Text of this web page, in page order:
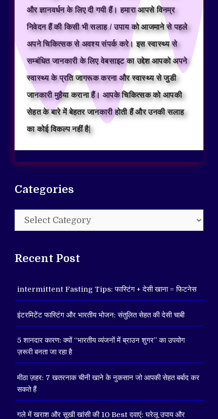
और ज्ञानवर्धन के लिए दी गयी हैं। हमारा आपसे विनम्र
निवेदन हैं की किसी भी सलाह / उपाय को आजमाने से पहले
अपने चिकित्सक से अवश्य संपर्क करे। इस स्वास्थ्य से
सम्बंधित जानकारी के लिए वेबसाइट का उद्देश आपको अपने
स्वास्थ्य के प्रति जागरूक करना और स्वास्थ्य से जुडी
जानकारी मुहैया कराना हैं। आपके चिकित्सक को आपकी
सेहत के बारे में बेहतर जानकारी होती हैं और उनकी सलाह
का कोई विकल्प नहीं है|
Categories
Categories
Recent Post
intermittent Fasting Tips: फास्टिंग + देसी खाना = फिटनेस
इंटरमिटेंट फास्टिंग और भारतीय भोजन: संतुलित सेहत की देसी चाबी
5 शानदार कारण: क्यों “भारतीय व्यंजनों में ब्राउन शुगर” का उपयोग
ज़रूरी बनता जा रहा है
मीठा ज़हर: 7 खतरनाक चीनी खाने के नुकसान जो आपकी सेहत बर्बाद कर
सकते हैं
गले में खराश और सूखी खांसी की 10 Best दवाएं: घरेलू उपाय और